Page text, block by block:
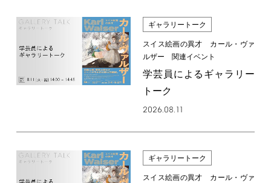
ギャラリートーク
スイス絵画の異才 カール・ヴァ
ルザー 関連イベント
学芸員によるギャラリー
トーク
2026.08.11
ギャラリートーク
スイス絵画の異才 カール・ヴァ